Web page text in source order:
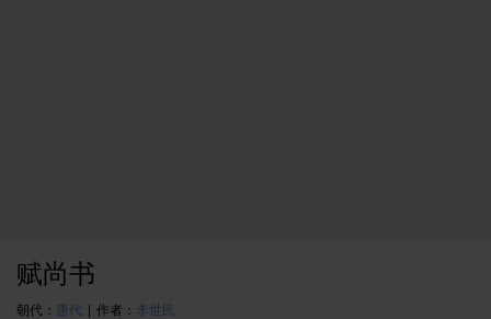
赋尚书
朝代： 唐代 | 作者： 李世民